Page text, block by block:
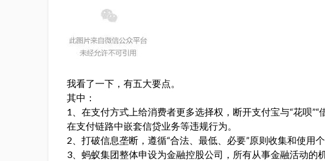
我看了一下，有五大要点。
其中：
1、在支付方式上给消费者更多选择权，断开支付宝与“花呗
在支付链路中嵌套信贷业务等违规行为。
2、打破信息垄断，遵循“合法、最低、必要”原则收集和使用
3、蚂蚁集团整体申设为金融控股公司，所有从事金融活动的